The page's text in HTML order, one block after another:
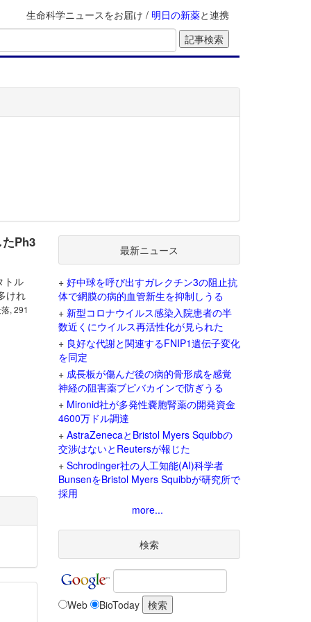
生命科学ニュースをお届け / 明日の新薬と連携
Ph3
トル
けれ
, 291
最新ニュース
+ 好中球を呼び出すガレクチン3の阻止抗
体で網膜の病的血管新生を抑制しうる
+ 新型コロナウイルス感染入院患者の半
数近くにウイルス再活性化が見られた
+ 良好な代謝と関連するFNIP1遺伝子変化
を同定
+ 成長板が傷んだ後の病的骨形成を感覚
神経の阻害薬ブピバカインで防ぎうる
+ Mironid社が多発性嚢胞腎薬の開発資金
4600万ドル調達
+ AstraZenecaとBristol Myers Squibbの
交渉はないとReutersが報じた
+ Schrodinger社の人工知能(AI)科学者
BunsenをBristol Myers Squibbが研究所で
採用
more...
検索
Web BioToday